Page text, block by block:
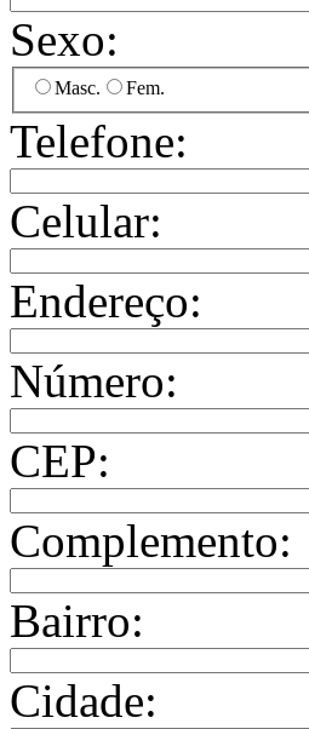
Sexo:
Masc. Fem.
Telefone:
Celular:
Endereço:
Número:
CEP:
Complemento:
Bairro:
Cidade: